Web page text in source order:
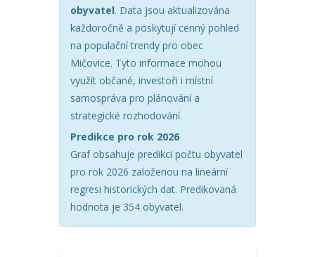
obyvatel. Data jsou aktualizována
každoročně a poskytují cenný pohled
na populační trendy pro obec
Mičovice. Tyto informace mohou
využít občané, investoři i místní
samospráva pro plánování a
strategické rozhodování.
Predikce pro rok 2026
Graf obsahuje predikci počtu obyvatel
pro rok 2026 založenou na lineární
regresi historických dat. Predikovaná
hodnota je 354 obyvatel.